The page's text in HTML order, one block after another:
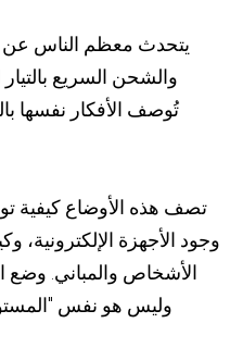
يتحدث معظم الناس عن
والشحن السريع بالتيار
تصف هذه الأوضاع كيفية
وجود الأجهزة
الأشخاص والمباني. وضع